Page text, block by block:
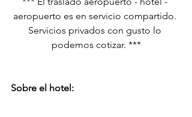
aeropuerto es en servicio compartido.
Servicios privados con gusto lo
podemos cotizar. ***
Sobre el hotel: